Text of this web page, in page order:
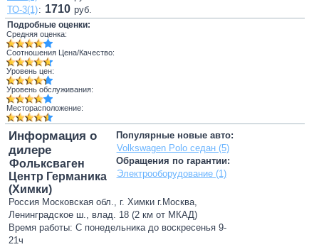
ТО-3(1): 1710 руб.
Подробные оценки:
Средняя оценка:
Соотношения Цена/Качество:
Уровень цен:
Уровень обслуживания:
Месторасположение:
Популярные новые авто:
Volkswagen Polo седан (5)
Обращения по гарантии:
Электрооборудование (1)
Информация о
дилере
Фольксваген
Центр Германика
(Химки)
Россия Московская обл., г. Химки г.Москва,
Ленинградское ш., влад. 18 (2 км от МКАД)
Время работы: С понедельника до воскресенья 9-
21ч